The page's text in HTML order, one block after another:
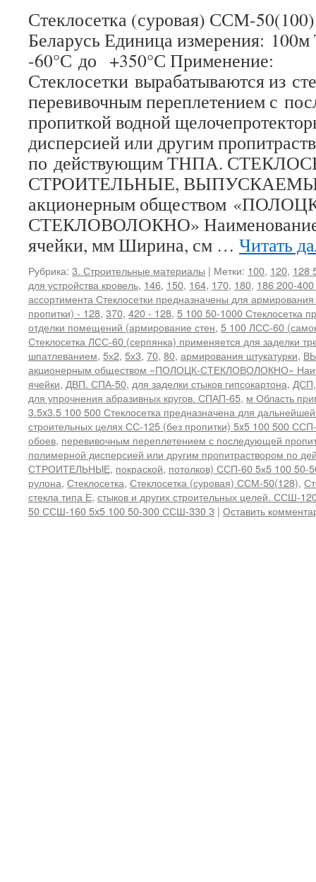
Стеклосетка (суровая) ССМ-
Беларусь Единица измерения:
-60°С до +350°С Применение:
Стеклосетки вырабатываются из
перевивочным переплетением с
пропиткой водной
дисперсией или другим
по действующим ТНПА.
СТРОИТЕЛЬНЫЕ,
акционерным обществом
СТЕКЛОВОЛОКНО» Наименование
ячейки, мм Ширина, см … Читать
Рубрика: 3. Строительные материалы | Метки: 100, 120, 128
для устройства кровель, 146, 150, 164, 170, 180, 186 200-
ассортимента Стеклосетки предназначены для
пропитки) - 128, 370, 420 - 128, 5 100 50-1000 Стеклосетка
отделки помещений (армирование стен, 5 100 ЛСС-60
Стеклосетка ЛСС-60 (серпянка) применяется для заделки
шпатлеванием, 5х2, 5х3, 70, 80, армирования штукатурки,
акционерным обществом «ПОЛОЦК-СТЕКЛОВОЛОКНО»
ячейки, ДВП. СПА-50, для заделки стыков гипсокартона, ДСП
для упрочнения абразивных кругов. СПАП-65, м Область
3.5x3.5 100 500 Стеклосетка предназначена для
строительных целях СС-125 (без пропитки) 5x5 100 500
обоев, перевивочным переплетением с последующей
полимерной дисперсией или другим пропитраствором
СТРОИТЕЛЬНЫЕ, покраской, потолков) ССП-60 5х5 100
рулона, Стеклосетка, Стеклосетка (суровая) ССМ-50(128),
стекла типа Е, стыков и других строительных целей. ССШ-
50 ССШ-160 5x5 100 50-300 ССШ-330 3 | Оставить